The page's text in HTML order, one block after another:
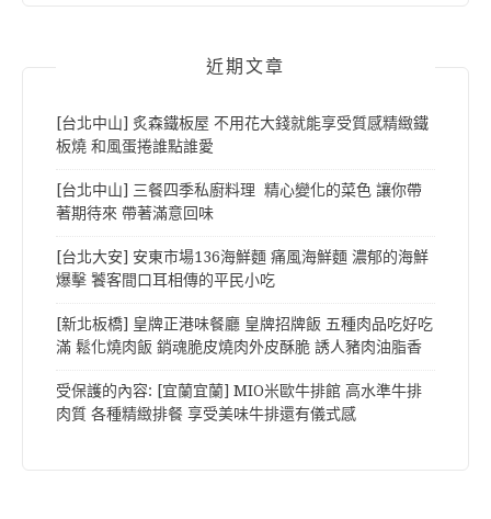
近期文章
[台北中山] 炙森鐵板屋 不用花大錢就能享受質感精緻鐵
板燒 和風蛋捲誰點誰愛
[台北中山] 三餐四季私廚料理 精心變化的菜色 讓你帶
著期待來 帶著滿意回味
[台北大安] 安東市場136海鮮麵 痛風海鮮麵 濃郁的海鮮
爆擊 饕客間口耳相傳的平民小吃
[新北板橋] 皇牌正港味餐廳 皇牌招牌飯 五種肉品吃好吃
滿 鬆化燒肉飯 銷魂脆皮燒肉外皮酥脆 誘人豬肉油脂香
受保護的內容: [宜蘭宜蘭] MIO米歐牛排館 高水準牛排
肉質 各種精緻排餐 享受美味牛排還有儀式感